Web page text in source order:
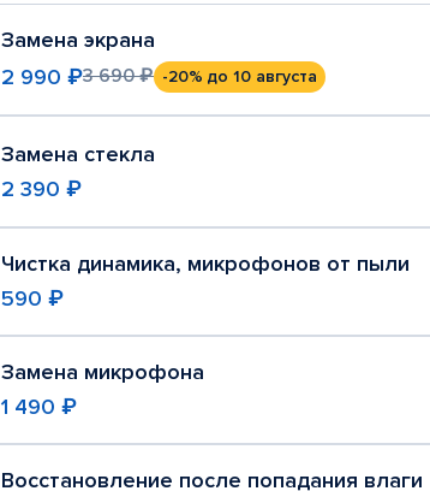
Замена экрана
2 990 ₽3 690 ₽ -20% до 10 августа
Замена стекла
2 390 ₽
Чистка динамика, микрофонов от пыли
590 ₽
Замена микрофона
1 490 ₽
Восстановление после попадания влаги